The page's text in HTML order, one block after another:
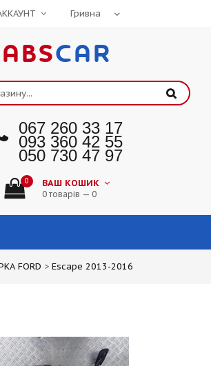
ABSCAR
067 260 33 17
093 360 42 55
050 730 47 97
0 ВАШ КОШИК
0 товарів — 0
FORD > Escape 2013-2016